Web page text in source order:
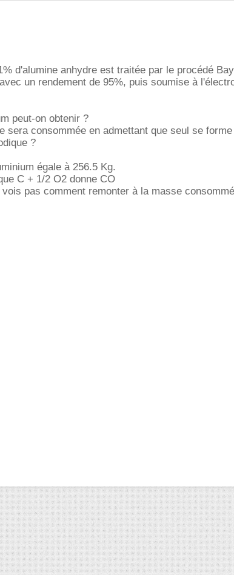
d'alumine anhydre est traitée par le procédé
un rendement de 95%, puis soumise à
peut-on obtenir ?
sera consommée en admettant que seul se
?
égale à 256.5 Kg.
C + 1/2 O2 donne CO
pas comment remonter à la masse